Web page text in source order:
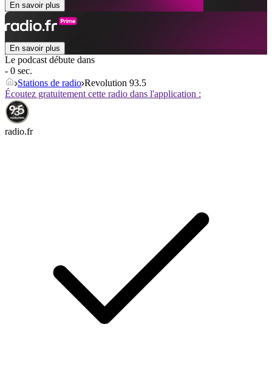
En savoir plus
En savoir plus
Le podcast débute dans
- 0 sec.
Stations de radio Revolution 93.5
Écoutez gratuitement cette radio dans l'application :
radio.fr